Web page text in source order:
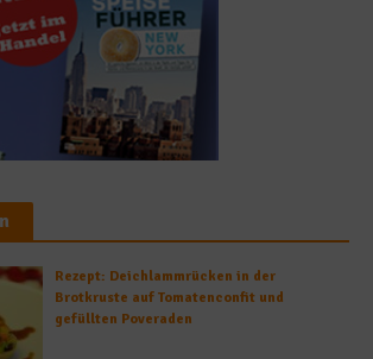
Rezept: Deichlammrücken in der
Brotkruste auf Tomatenconfit und
gefüllten Poveraden